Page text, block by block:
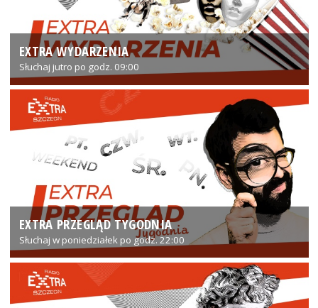
EXTRA WYDARZENIA
Słuchaj jutro po godz. 09:00
EXTRA PRZEGLĄD TYGODNIA
Słuchaj w poniedziałek po godz. 22:00